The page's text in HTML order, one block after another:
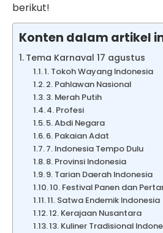
berikut!
Konten dalam artikel
Tema Karnaval 17 agustus
1. Tokoh Wayang Indonesia
2. Pahlawan Nasional
3. Merah Putih
4. Profesi
5. Abdi Negara
6. Pakaian Adat
7. Indonesia Tempo Dulu
8. Provinsi Indonesia
9. Tarian Daerah Indonesia
10. Festival Panen dan
11. Satwa Endemik Indonesia
12. Kerajaan Nusantara
13. Kuliner Tradisional